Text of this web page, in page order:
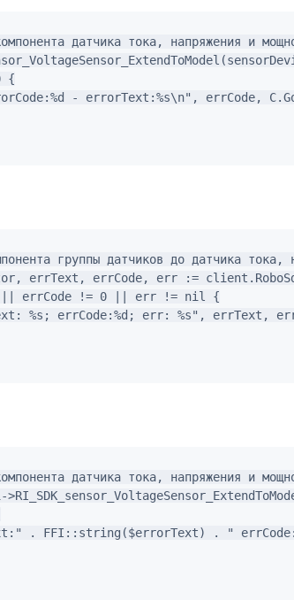
датчика тока, напряжения и
{
- errorText:%s\n", errCode,
группы датчиков до датчика тока,
errText, errCode, err :=
errCode != 0 || err != nil {
%s; errCode:%d; err: %s", errText,
датчика тока, напряжения и
. FFI::string($errorText) . "